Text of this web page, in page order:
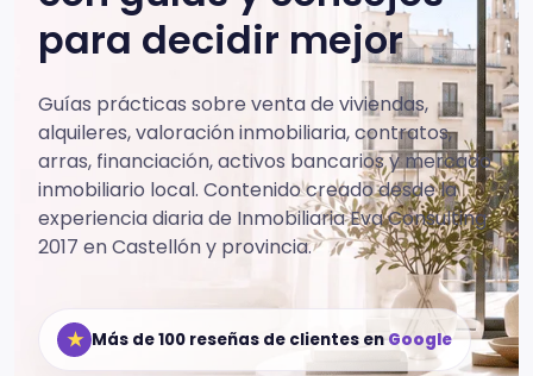
para decidir mejor
Guías prácticas sobre venta de viviendas,
alquileres, valoración inmobiliaria, contratos,
arras, financiación, activos bancarios y mercado
inmobiliario local. Contenido creado desde la
experiencia diaria de Inmobiliaria Eva Consulting
2017 en Castellón y provincia.
★ Más de 100 reseñas de clientes enGoogle